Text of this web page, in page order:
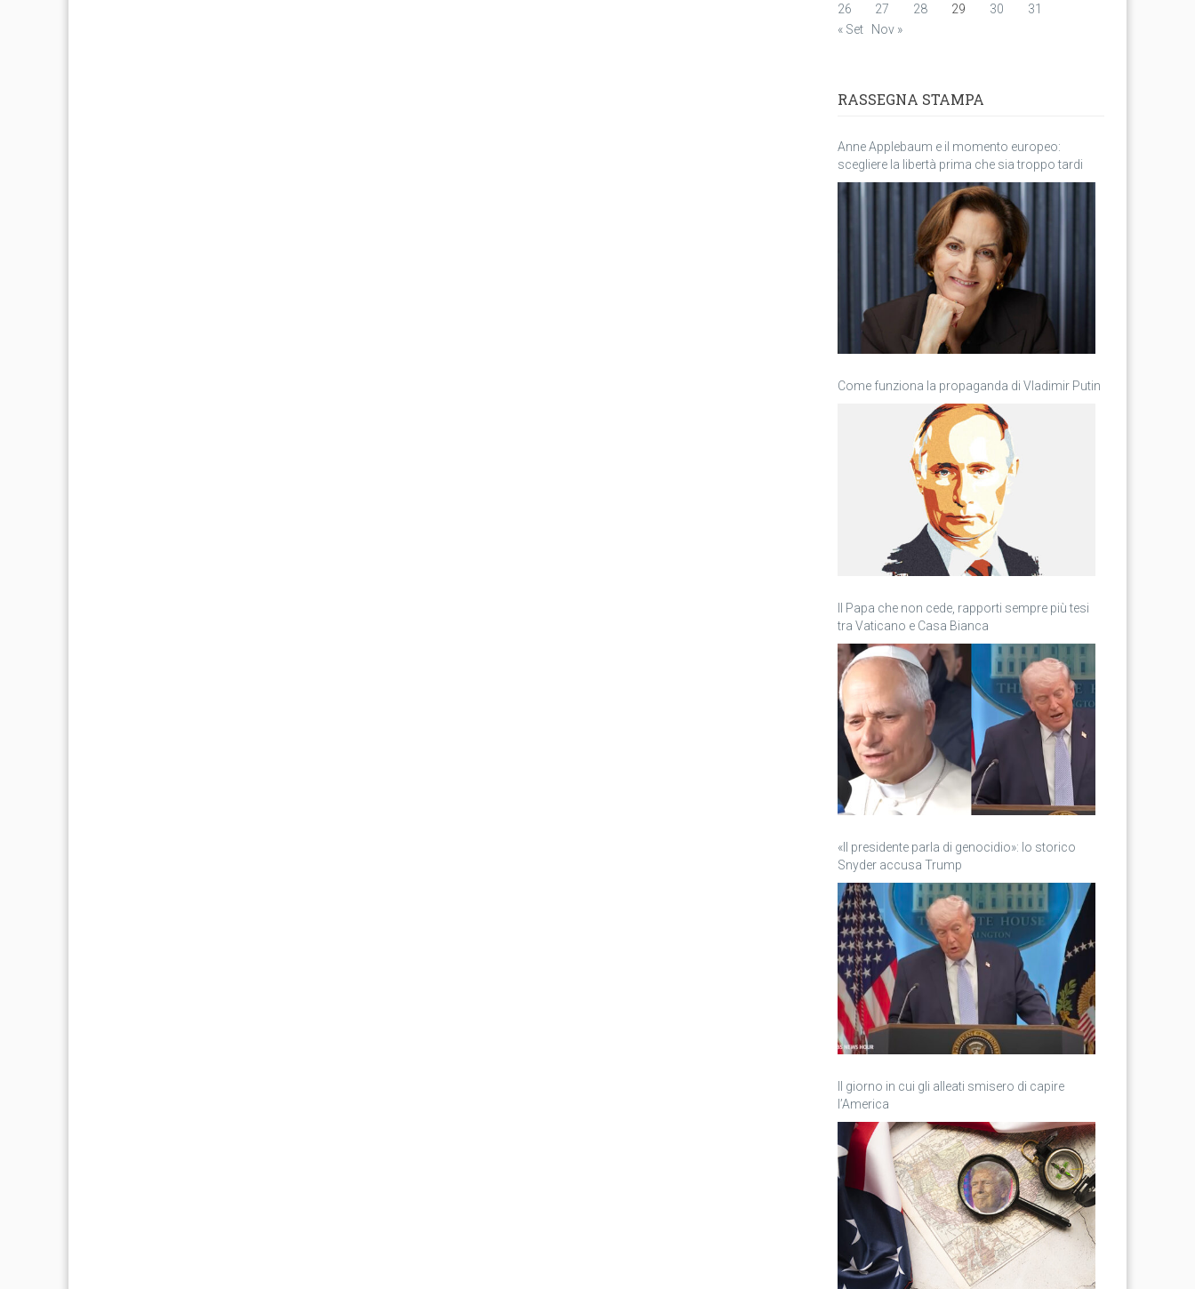
26
27 28 29 30
31
« Set
Nov »
RASSEGNA STAMPA
Anne Applebaum e il momento europeo:
scegliere la libertà prima che sia troppo tardi
Come funziona la propaganda di Vladimir Putin
Il Papa che non cede, rapporti sempre più tesi
tra Vaticano e Casa Bianca
«Il presidente parla di genocidio»: lo storico
Snyder accusa Trump
Il giorno in cui gli alleati smisero di capire
l’America